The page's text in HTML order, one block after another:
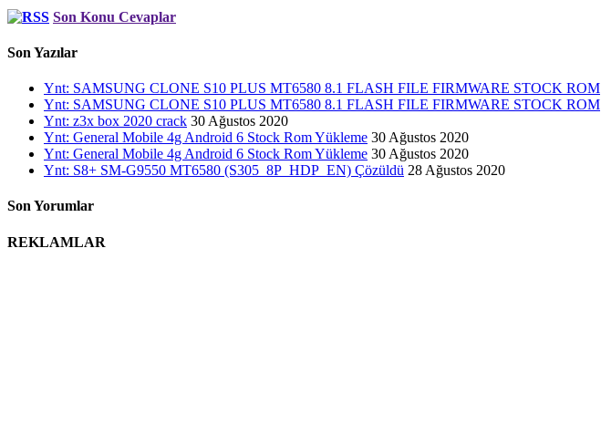
Son Konu Cevaplar
Son Yazılar
Ynt: SAMSUNG CLONE S10 PLUS MT6580 8.1 FLASH FILE FIRMWARE STOCK ROM
Ynt: SAMSUNG CLONE S10 PLUS MT6580 8.1 FLASH FILE FIRMWARE STOCK ROM
Ynt: z3x box 2020 crack 30 Ağustos 2020
Ynt: General Mobile 4g Android 6 Stock Rom Yükleme 30 Ağustos 2020
Ynt: General Mobile 4g Android 6 Stock Rom Yükleme 30 Ağustos 2020
Ynt: S8+ SM-G9550 MT6580 (S305_8P_HDP_EN) Çözüldü 28 Ağustos 2020
Son Yorumlar
REKLAMLAR